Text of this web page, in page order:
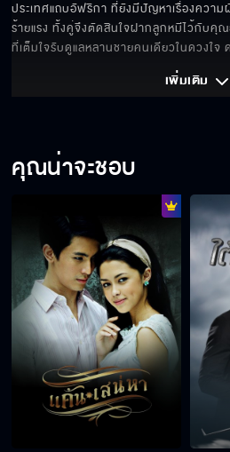
ประเทศแถบอัฟริกา ที่ยังมีปัญหาเรื่องความ
ร้ายแรง ทั้งคู่จึงตัดสินใจฝากลูกหมีไว้กับคุณ
ที่เต็มใจรับดูแลหลานชายคนเดียวในดวงใจ ด
เพิ่มเติม
คุณน่าจะชอบ